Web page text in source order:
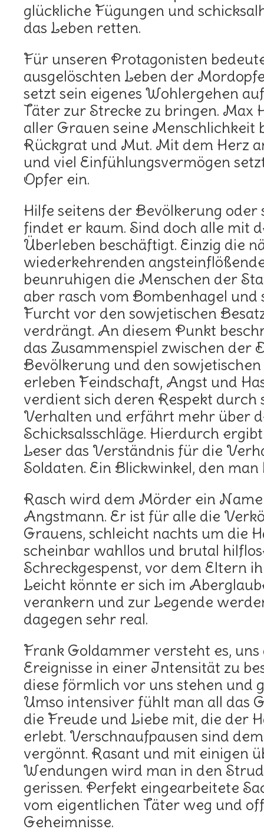
glückliche Fügungen und
das Leben retten.
Für unseren Protagonisten
ausgelöschten Leben der
setzt sein eigenes Wohlergehen
Täter zur Strecke zu bringen. Max
aller Grauen seine Menschlichkeit
Rückgrat und Mut. Mit dem Herz
und viel Einfühlungsvermögen
Opfer ein.
Hilfe seitens der Bevölkerung oder
findet er kaum. Sind doch alle mit
Überleben beschäftigt. Einzig die
wiederkehrenden
beunruhigen die Menschen der
aber rasch vom Bombenhagel
Furcht vor den sowjetischen
verdrängt. An diesem Punkt
das Zusammenspiel zwischen der
Bevölkerung und den
erleben Feindschaft, Angst und
verdient sich deren Respekt durch
Verhalten und erfährt mehr über
Schicksalsschläge. Hierdurch
Leser das Verständnis für die
Soldaten. Ein Blickwinkel, den man
Rasch wird dem Mörder ein
Angstmann. Er ist für alle die
Grauens, schleicht nachts um die
scheinbar wahllos und brutal
Schreckgespenst, vor dem Eltern
Leicht könnte er sich im
verankern und zur Legende
dagegen sehr real.
Frank Goldammer versteht es,
Ereignisse in einer Intensität zu
diese förmlich vor uns stehen und
Umso intensiver fühlt man all das
die Freude und Liebe mit, die der
erlebt. Verschnaufpausen sind
vergönnt. Rasant und mit einigen
Wendungen wird man in den
gerissen. Perfekt eingearbeitete
vom eigentlichen Täter weg und
Geheimnisse.